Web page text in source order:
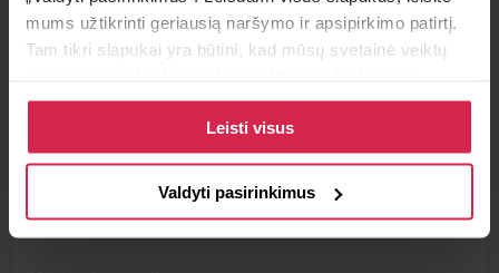
mums užtikrinti geriausią naršymo ir apsipirkimo patirtį.
Tam tikri slapukai yra būtini, kad mūsų svetainė veiktų
Daugiau informacijos apie slapukus ir kaip mes juos
naudojame galite rasti mūsų slapukų politikoje, taip pat
https://www.allaboutcookies.org/
Leisti visus
Valdyti pasirinkimus
Informacija
dyzelinas
Gamintojo apribojimas
ZEXEL
ME755416